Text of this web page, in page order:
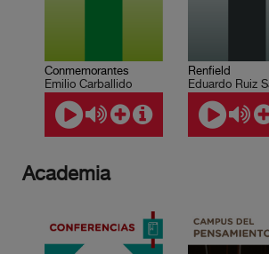
Conmemorantes
Emilio Carballido
Renfield
Academia